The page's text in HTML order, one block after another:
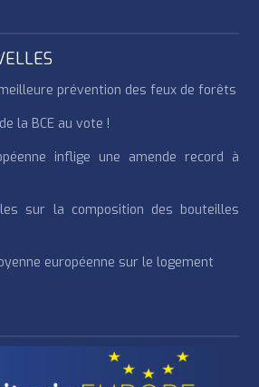
meilleure prévention des feux de forêts
la BCE au vote !
inflige une amende record à
sur la composition des bouteilles
européenne sur le logement